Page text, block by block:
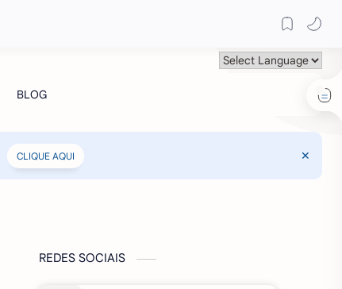
CLIQUE AQUI
REDES SOCIAIS